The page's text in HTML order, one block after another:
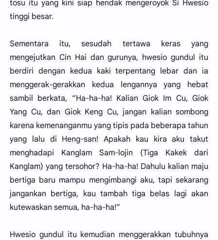
tosu itu yang kini siap hendak mengeroyok Si Hwesio
tinggi besar.
Sementara itu, sesudah tertawa keras yang
mengejutkan Cin Hai dan gurunya, hwesio gundul itu
berdiri dengan kedua kaki terpentang lebar dan ia
menggerak-gerakkan kedua lengannya yang hebat
sambil berkata, “Ha-ha-ha! Kalian Giok Im Cu, Giok
Yang Cu, dan Giok Keng Cu, jangan kalian sombong
karena kemenanganmu yang tipis pada beberapa tahun
yang lalu di Heng-san! Apakah kau kira aku takut
menghadapi Kanglam Sam-lojin (Tiga Kakek dari
Kanglam) yang tersohor? Ha-ha-ha! Dahulu kalian maju
bertiga baru mampu mengimbangi aku, tapi sekarang
jangankan bertiga, kau tambah tiga belas lagi akan
kutewaskan semua, ha-ha-ha!”
Hwesio gundul itu kemudian menggerakkan tubuhnya